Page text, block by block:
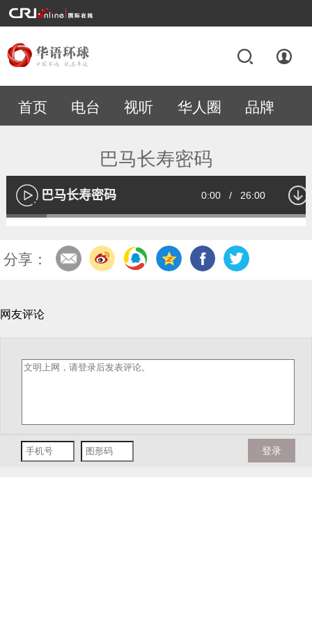
首页 电台 视听 华人圈 品牌
巴马长寿密码
播
放
巴马长寿密码 Current
0:00 / Duration
26:00
Loaded:
分享：
网友评论
登录